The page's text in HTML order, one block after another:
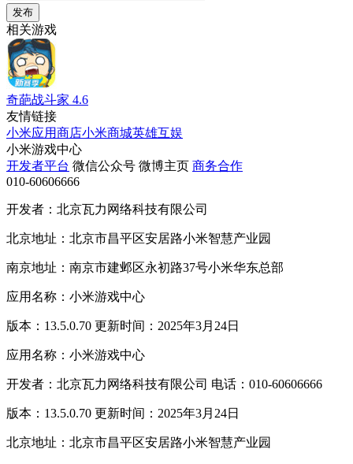
发布
相关游戏
奇葩战斗家 4.6
友情链接
小米应用商店小米商城英雄互娱
小米游戏中心
开发者平台 微信公众号 微博主页 商务合作
010-60606666
开发者：北京瓦力网络科技有限公司
北京地址：北京市昌平区安居路小米智慧产业园
南京地址：南京市建邺区永初路37号小米华东总部
应用名称：小米游戏中心
版本：13.5.0.70 更新时间：2025年3月24日
应用名称：小米游戏中心
开发者：北京瓦力网络科技有限公司 电话：010-60606666
版本：13.5.0.70 更新时间：2025年3月24日
北京地址：北京市昌平区安居路小米智慧产业园